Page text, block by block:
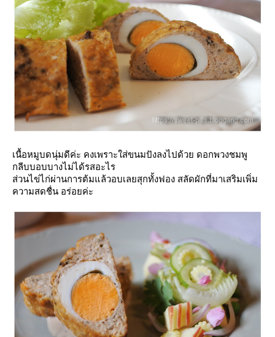
เนื้อหมูบดนุ่มดีค่ะ คงเพราะใส่ขนมปังลงไปด้วย ดอกพวงชมพู
กลีบบอบบางไม่ได้รสอะไร
ส่วนไข่ไก่ผ่านการต้มแล้วอบเลยสุกทั้งฟอง สลัดผักที่มาเสริมเพิ่ม
ความสดชื่น อร่อยค่ะ